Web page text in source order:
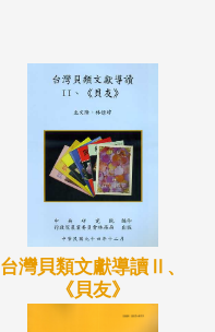
台灣貝類文獻導讀Ⅱ、
《貝友》